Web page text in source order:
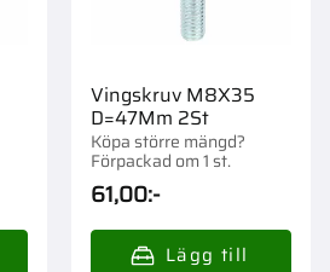
Vingskruv M8X35
D=47Mm 2St
Köpa större mängd?
Förpackad om 1 st.
61,00:-